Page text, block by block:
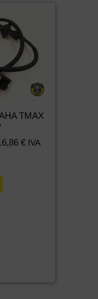
TMAX
€ IVA